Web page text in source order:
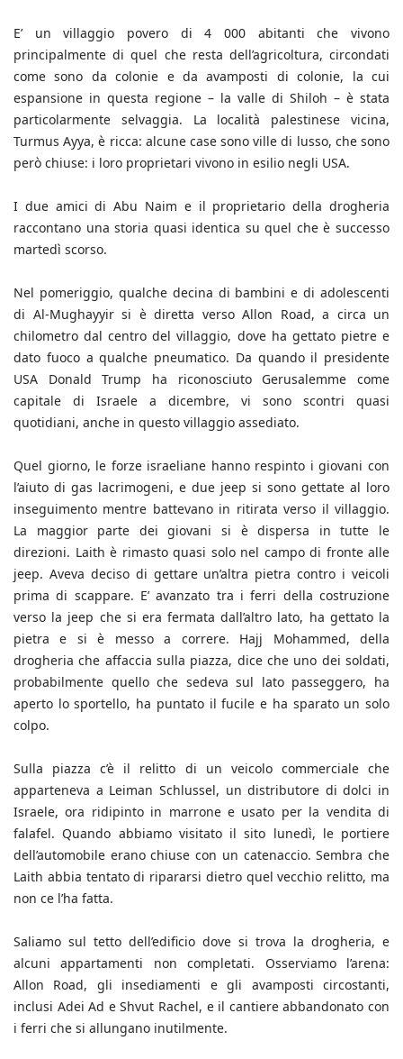
E’ un villaggio povero di 4 000 abitanti che vivono
principalmente di quel che resta dell’agricoltura, circondati
come sono da colonie e da avamposti di colonie, la cui
espansione in questa regione – la valle di Shiloh – è stata
particolarmente selvaggia. La località palestinese vicina,
Turmus Ayya, è ricca: alcune case sono ville di lusso, che sono
però chiuse: i loro proprietari vivono in esilio negli USA.
I due amici di Abu Naim e il proprietario della drogheria
raccontano una storia quasi identica su quel che è successo
martedì scorso.
Nel pomeriggio, qualche decina di bambini e di adolescenti
di Al-Mughayyir si è diretta verso Allon Road, a circa un
chilometro dal centro del villaggio, dove ha gettato pietre e
dato fuoco a qualche pneumatico. Da quando il presidente
USA Donald Trump ha riconosciuto Gerusalemme come
capitale di Israele a dicembre, vi sono scontri quasi
quotidiani, anche in questo villaggio assediato.
Quel giorno, le forze israeliane hanno respinto i giovani con
l’aiuto di gas lacrimogeni, e due jeep si sono gettate al loro
inseguimento mentre battevano in ritirata verso il villaggio.
La maggior parte dei giovani si è dispersa in tutte le
direzioni. Laith è rimasto quasi solo nel campo di fronte alle
jeep. Aveva deciso di gettare un’altra pietra contro i veicoli
prima di scappare. E’ avanzato tra i ferri della costruzione
verso la jeep che si era fermata dall’altro lato, ha gettato la
pietra e si è messo a correre. Hajj Mohammed, della
drogheria che affaccia sulla piazza, dice che uno dei soldati,
probabilmente quello che sedeva sul lato passeggero, ha
aperto lo sportello, ha puntato il fucile e ha sparato un solo
colpo.
Sulla piazza c’è il relitto di un veicolo commerciale che
apparteneva a Leiman Schlussel, un distributore di dolci in
Israele, ora ridipinto in marrone e usato per la vendita di
falafel. Quando abbiamo visitato il sito lunedì, le portiere
dell’automobile erano chiuse con un catenaccio. Sembra che
Laith abbia tentato di ripararsi dietro quel vecchio relitto, ma
non ce l’ha fatta.
Saliamo sul tetto dell’edificio dove si trova la drogheria, e
alcuni appartamenti non completati. Osserviamo l’arena:
Allon Road, gli insediamenti e gli avamposti circostanti,
inclusi Adei Ad e Shvut Rachel, e il cantiere abbandonato con
i ferri che si allungano inutilmente.